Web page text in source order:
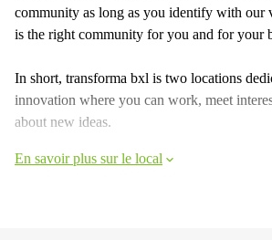
community as long as you identify with our
is the right community for you and for your
In short, transforma bxl is two locations
innovation where you can work, meet
about new ideas.
En savoir plus sur le local